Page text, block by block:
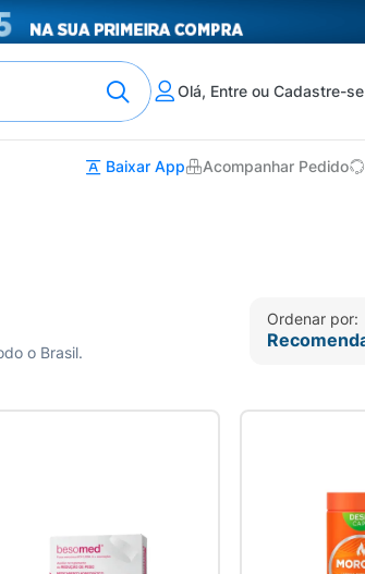
Olá, Entre ou Cadastre-se
Baixar App Acompanhar Pedido
o Brasil.
Ordenar por: